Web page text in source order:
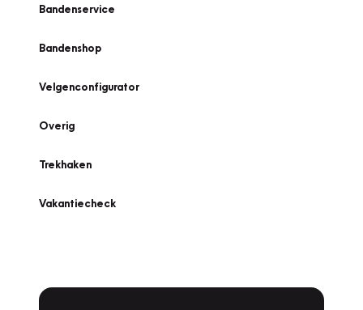
Bandenservice
Bandenshop
Velgenconfigurator
Overig
Trekhaken
Vakantiecheck